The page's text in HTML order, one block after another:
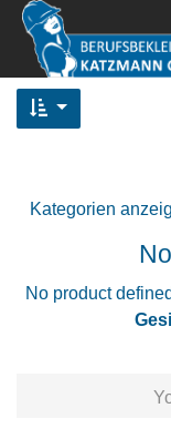
Kategorien
No product